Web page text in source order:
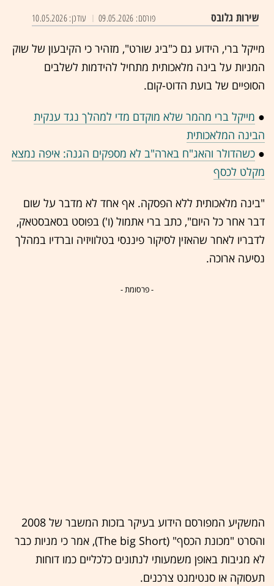
שירות גלובס עודכן: 10.05.2026 פורסם: 09.05.2026
מייקל ברי, הידוע גם כ"ביג שורט", מזהיר כי הקיבעון של שוק
המניות על בינה מלאכותית מתחיל להידמות לשלבים
הסופיים של בועת הדוט-קום.
● מייקל ברי מהמר שלא מוקדם מדי למהלך נגד ענקית
הבינה המלאכותית
● כשהדולר והאג"ח בארה"ב לא מספקים הגנה: איפה נמצא
מקלט לכסף
"בינה מלאכותית ללא הפסקה. אף אחד לא מדבר על שום
דבר אחר כל היום", כתב ברי אתמול (ו') בפוסט בסאבסטאק,
לדבריו לאחר שהאזין לסיקור פיננסי בטלוויזיה וברדיו במהלך
נסיעה ארוכה.
- פרסומת -
המשקיע המפורסם הידוע בעיקר בזכות המשבר של 2008
והסרט "מכונת הכסף" (The big Short), אמר כי מניות כבר
לא מגיבות באופן משמעותי לנתונים כלכליים כמו דוחות
תעסוקה או סנטימנט צרכנים.